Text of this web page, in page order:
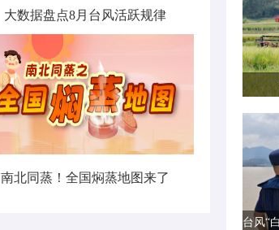
大数据盘点8月台风活跃规律
南北同蒸！全国焖蒸地图来了